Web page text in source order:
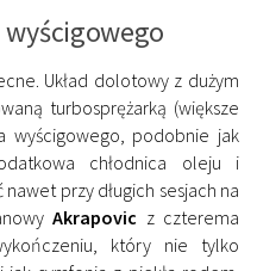
Układ dolotowy z dużym
turbosprężarką (większe
wyścigowego, podobnie jak
chłodnica oleju i
przy długich sesjach na
Akrapovic z czterema
który nie tylko